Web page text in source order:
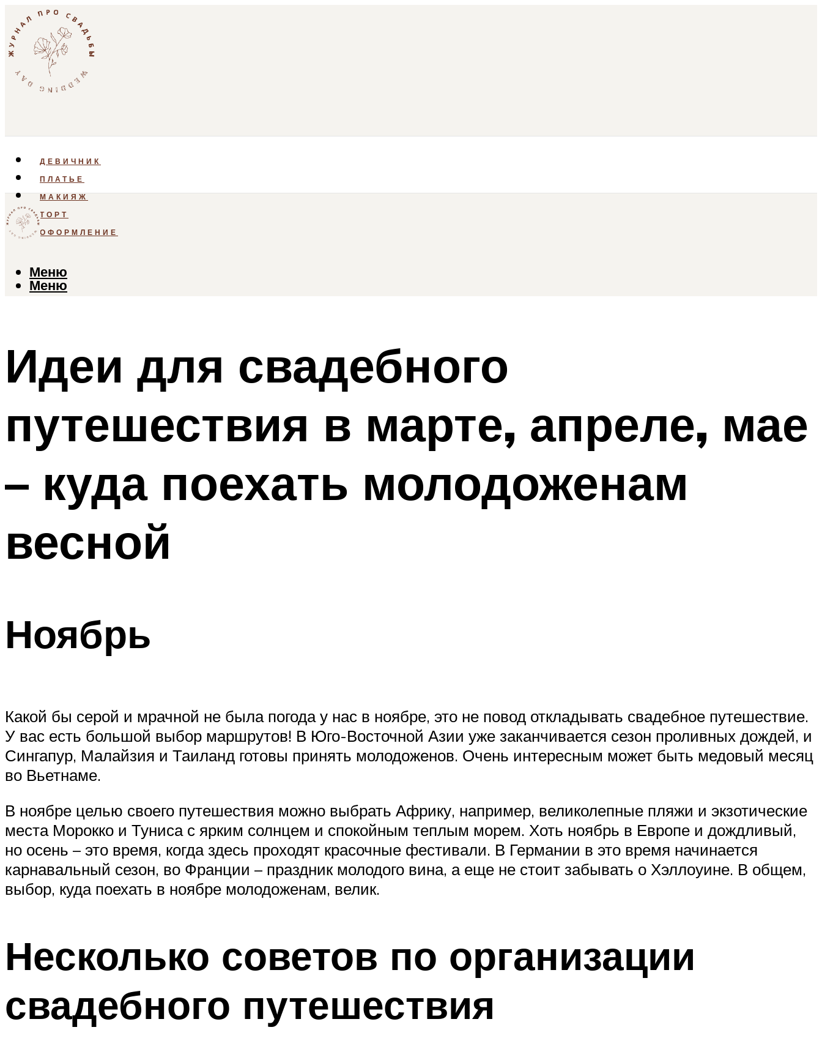
ДЕВИЧНИК
ПЛАТЬЕ
МАКИЯЖ
ТОРТ
ОФОРМЛЕНИЕ
Меню
Меню
Идеи для свадебного
путешествия в марте, апреле, мае
– куда поехать молодоженам
весной
Ноябрь
Какой бы серой и мрачной не была погода у нас в ноябре, это не повод откладывать свадебное путешествие.
У вас есть большой выбор маршрутов! В Юго-Восточной Азии уже заканчивается сезон проливных дождей, и
Сингапур, Малайзия и Таиланд готовы принять молодоженов. Очень интересным может быть медовый месяц
во Вьетнаме.
В ноябре целью своего путешествия можно выбрать Африку, например, великолепные пляжи и экзотические
места Морокко и Туниса с ярким солнцем и спокойным теплым морем. Хоть ноябрь в Европе и дождливый,
но осень – это время, когда здесь проходят красочные фестивали. В Германии в это время начинается
карнавальный сезон, во Франции – праздник молодого вина, а еще не стоит забывать о Хэллоуине. В общем,
выбор, куда поехать в ноябре молодоженам, велик.
Несколько советов по организации
свадебного путешествия